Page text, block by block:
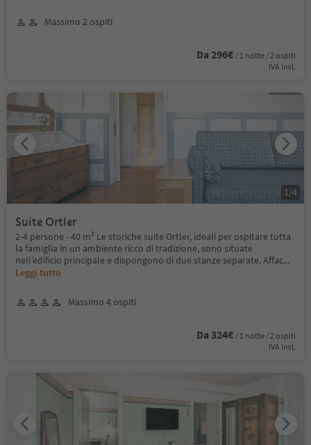
Massimo 2 ospiti
Da 296€ / 1 notte / 2 ospiti
IVA incl.
Suite Ortler
2-4 persone - 40 m² Le storiche suite Ortler, ideali per ospitare tutta
la famiglia in un ambiente ricco di tradizione, sono situate
nell’edificio principale e dispongono di due stanze separate. Affac...
Leggi tutto
Massimo 4 ospiti
Da 324€ / 1 notte / 2 ospiti
IVA incl.
1/4